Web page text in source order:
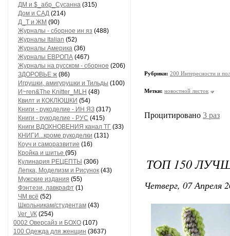
ДМ и $_абр_Сусанна (315)
Дом и САД (214)
Д_Т и ЖМ (90)
Журналы - сборное ин яз (488)
Журналы Italian (52)
Журналы Америка (36)
Журналы ЕВРОПА (467)
Журналы на русском - сборное (206)
ЗДОРОВЬЕ ж (86)
Игрушки, амигурушки и Тильды (100)
И~ren&The Knitter_MLH (48)
Квилт и КОКЛЮШКИ (54)
Книги - рукоделие - ИН ЯЗ (317)
Книги - рукоделие - РУС (415)
Книги ВДОХНОВЕНИЯ канал ТГ (33)
КНИГИ...кроме рукоделки (131)
Коуч и саморазвитие (16)
Кройка и шитье (95)
Кулинария РЕЦЕПТЫ (306)
Лепка, Моделизм и Рисунок (43)
Мужские издания (55)
Фэнтези, лавкрафт (1)
ЧМ всё (52)
Школьникам/студентам (43)
\/еr_\/К (254)
0002 Оверсайз и БОХО (107)
100 Одежда для женщин (3637)
Рубрики: 200 Интересности и
Метки: новостной листок
Процитировано 3 раз
ТОП 150
Четверг, 07 Апреля